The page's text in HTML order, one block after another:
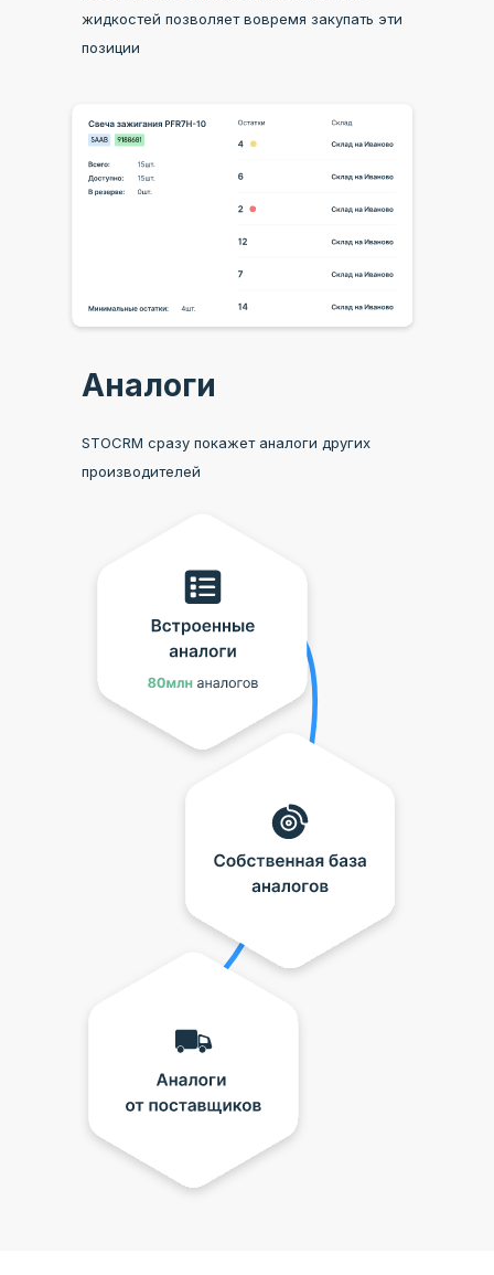
жидкостей позволяет вовремя закупать эти
позиции
Аналоги
STOCRM сразу покажет аналоги других
производителей